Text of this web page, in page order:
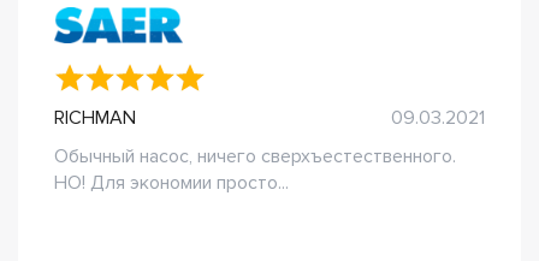
RICHMAN
09.03.2021
Обычный насос, ничего сверхъестественного.
НО! Для экономии просто...